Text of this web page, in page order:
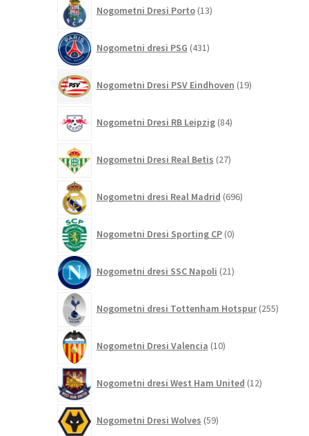
Nogometni Dresi Porto 13izdelkov
Nogometni dresi PSG 431izdelkov
Nogometni Dresi PSV Eindhoven 19izdelkov
Nogometni Dresi RB Leipzig 84izdelkov
Nogometni Dresi Real Betis 27izdelkov
Nogometni dresi Real Madrid 696izdelkov
Nogometni Dresi Sporting CP 0izdelkov
Nogometni dresi SSC Napoli 21izdelkov
Nogometni dresi Tottenham Hotspur 255
Nogometni Dresi Valencia 10izdelkov
Nogometni dresi West Ham United 12izdelkov
Nogometni Dresi Wolves 59izdelkov